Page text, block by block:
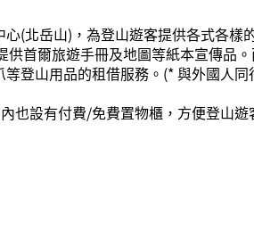
(北岳山)，為登山遊客提供各式各
首爾旅遊手冊及地圖等紙本宣傳品
登山用品的租借服務。(* 與外國人同
也設有付費/免費置物櫃，方便登山